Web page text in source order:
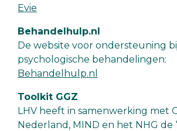
Evie
Behandelhulp.nl
De website voor ondersteuning
psychologische behandelingen:
Behandelhulp.nl
Toolkit GGZ
LHV heeft in samenwerking met
Nederland, MIND en het NHG de